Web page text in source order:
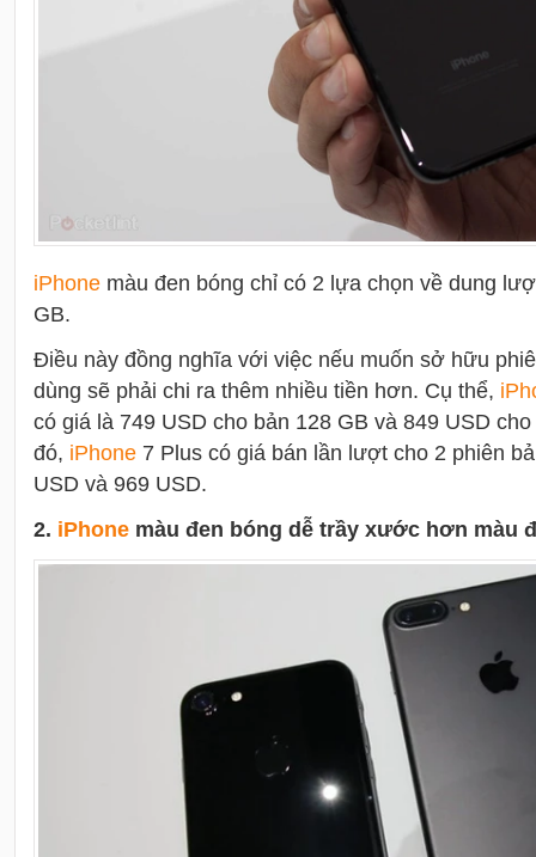
iPhone màu đen bóng chỉ có 2 lựa chọn về dung
GB.
Điều này đồng nghĩa với việc nếu muốn sở hữu
dùng sẽ phải chi ra thêm nhiều tiền hơn. Cụ thể, i
có giá là 749 USD cho bản 128 GB và 849 USD
đó, iPhone 7 Plus có giá bán lần lượt cho 2 phiên
USD và 969 USD.
2. iPhone màu đen bóng dễ trầy xước hơn màu